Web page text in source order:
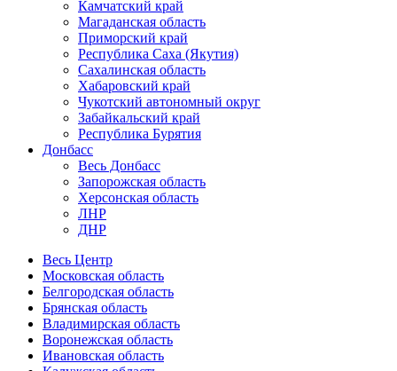
Камчатский край
Магаданская область
Приморский край
Республика Саха (Якутия)
Сахалинская область
Хабаровский край
Чукотский автономный округ
Забайкальский край
Республика Бурятия
Донбасс
Весь Донбасс
Запорожская область
Херсонская область
ЛНР
ДНР
Весь Центр
Московская область
Белгородская область
Брянская область
Владимирская область
Воронежская область
Ивановская область